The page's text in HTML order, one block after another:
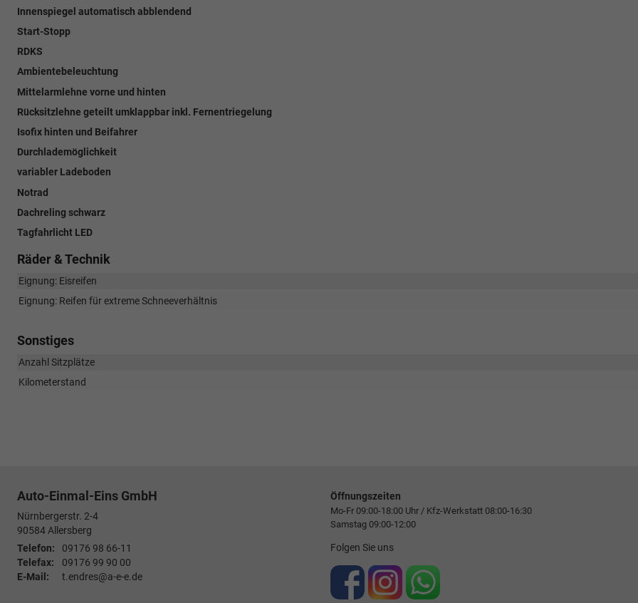
Innenspiegel automatisch abblendend
Start-Stopp
RDKS
Ambientebeleuchtung
Mittelarmlehne vorne und hinten
Rücksitzlehne geteilt umklappbar inkl. Fernentriegelung
Isofix hinten und Beifahrer
Durchlademöglichkeit
variabler Ladeboden
Notrad
Dachreling schwarz
Tagfahrlicht LED
Räder & Technik
Eignung: Eisreifen
Eignung: Reifen für extreme Schneeverhältnis
Sonstiges
Anzahl Sitzplätze
Kilometerstand
Auto-Einmal-Eins GmbH
Nürnbergerstr. 2-4
90584Allersberg
Telefon:
09176 98 66-11
Telefax:
09176 99 90 00
E-Mail:
t.endres@a-e-e.de
Öffnungszeiten
Mo-Fr 09:00-18:00 Uhr / Kfz-Werkstatt 08:00-16:30
Samstag 09:00-12:00
Folgen Sie uns